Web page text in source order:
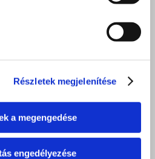
Részletek megjelenítése
a megengedése
engedélyezése